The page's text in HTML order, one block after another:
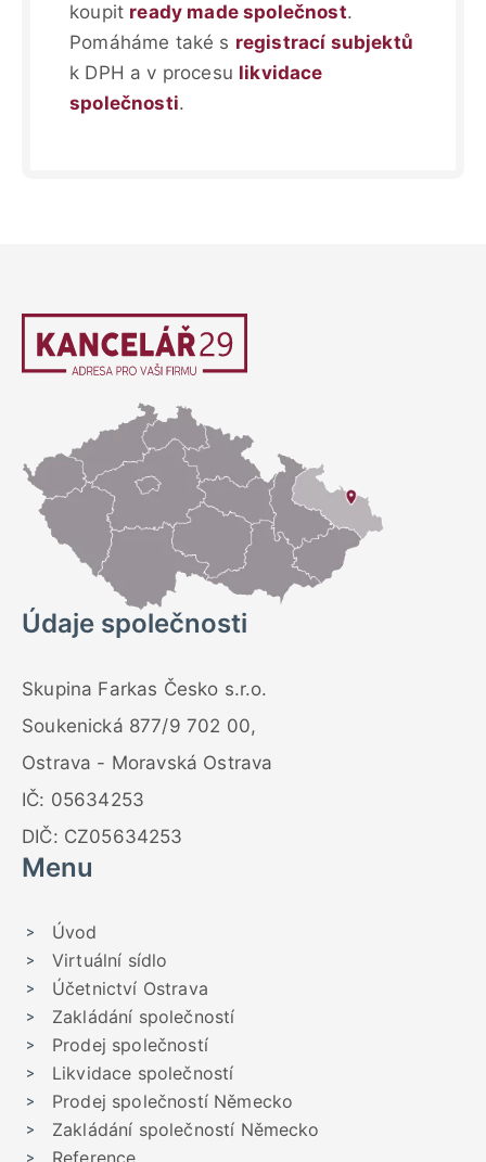
koupit ready made společnost.
Pomáháme také s registrací subjektů
k DPH a v procesu likvidace
společnosti.
Údaje společnosti
Skupina Farkas Česko s.r.o.
Soukenická 877/9 702 00,
Ostrava - Moravská Ostrava
IČ: 05634253
DIČ: CZ05634253
Menu
Úvod
Virtuální sídlo
Účetnictví Ostrava
Zakládání společností
Prodej společností
Likvidace společností
Prodej společností Německo
Zakládání společností Německo
Reference